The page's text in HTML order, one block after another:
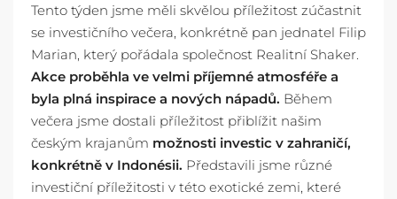
Tento týden jsme měli skvělou příležitost zúčastnit
se investičního večera, konkrétně pan jednatel Filip
Marian, který pořádala společnost Realitní Shaker.
Akce proběhla ve velmi příjemné atmosféře a
byla plná inspirace a nových nápadů. Během
večera jsme dostali příležitost přiblížit našim
českým krajanům možnosti investic v zahraničí,
konkrétně v Indonésii. Představili jsme různé
investiční příležitosti v této exotické zemi, které